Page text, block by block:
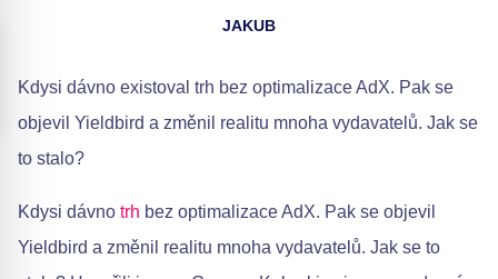
JAKUB
Kdysi dávno existoval trh bez optimalizace AdX. Pak se
objevil Yieldbird a změnil realitu mnoha vydavatelů. Jak se
to stalo?
Kdysi dávno trh bez optimalizace AdX. Pak se objevil
Yieldbird a změnil realitu mnoha vydavatelů. Jak se to